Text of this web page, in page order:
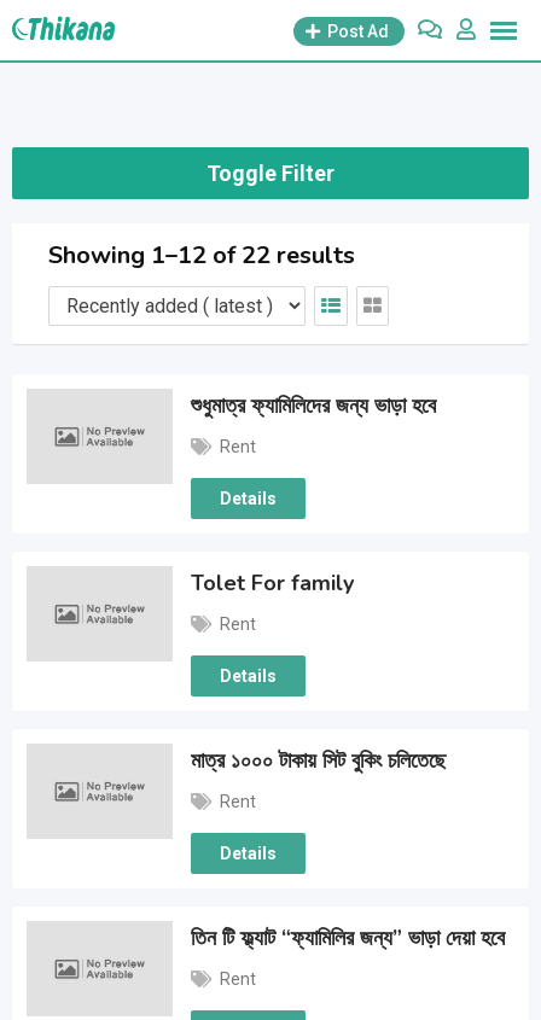
Skip
Post Ad
Toggle Filter
Showing 1–12 of 22 results
শুধুমাত্র ফ্যামিলিদের জন্য ভাড়া হবে
Rent
Details
Tolet For family
Rent
Details
মাত্র ১০০০ টাকায় সিট বুকিং চলিতেছে
Rent
Details
তিন টি ফ্ল্যাট “ফ্যামিলির জন্য” ভাড়া দেয়া হবে
Rent